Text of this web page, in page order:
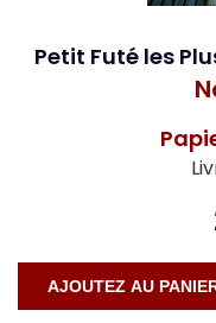
Petit Futé les